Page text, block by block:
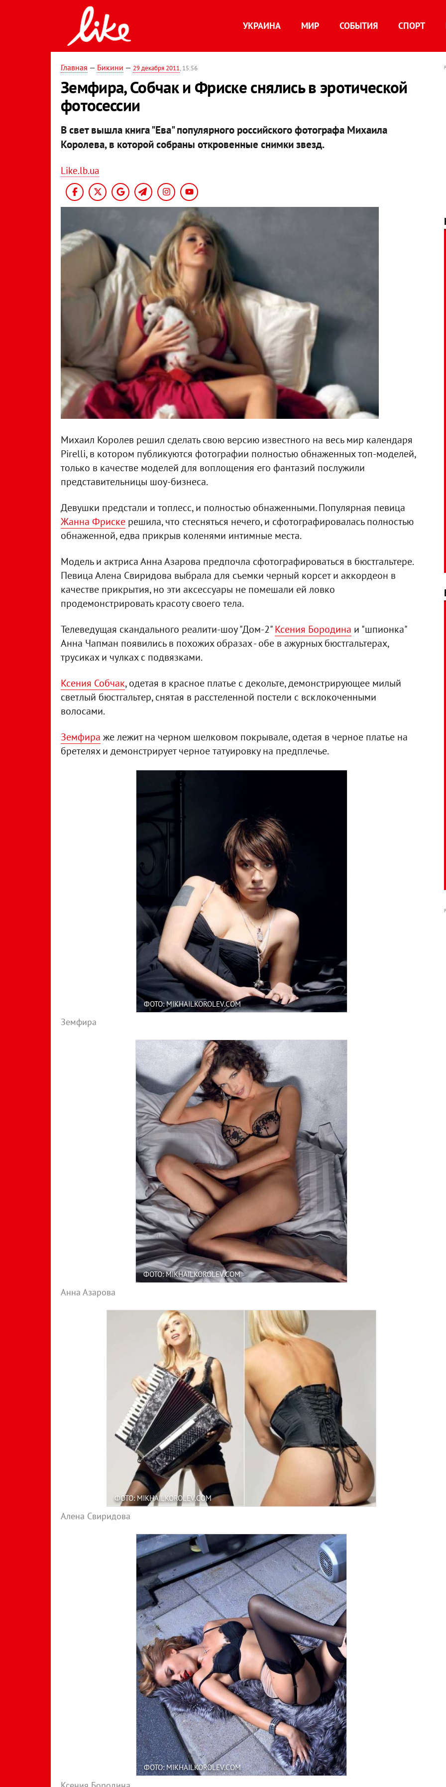
УКРАИНА МИР СОБЫТИЯ СПОРТ
Главная — Бикини — 29 декабря 2011, 15:56
Земфира, Собчак и Фриске снялись в эротической
фотосессии
В свет вышла книга "Ева" популярного российского фотографа Михаила
Королева, в которой собраны откровенные снимки звезд.
Like.lb.ua
Михаил Королев решил сделать свою версию известного на весь мир календаря
Pirelli, в котором публикуются фотографии полностью обнаженных топ-моделей,
только в качестве моделей для воплощения его фантазий послужили
представительницы шоу-бизнеса.
Девушки предстали и топлесс, и полностью обнаженными. Популярная певица
Жанна Фриске решила, что стесняться нечего, и сфотографировалась полностью
обнаженной, едва прикрыв коленями интимные места.
Модель и актриса Анна Азарова предпочла сфотографироваться в бюстгальтере.
Певица Алена Свиридова выбрала для съемки черный корсет и аккордеон в
качестве прикрытия, но эти аксессуары не помешали ей ловко
продемонстрировать красоту своего тела.
Телеведущая скандального реалити-шоу "Дом-2"Ксения Бородина и "шпионка"
Анна Чапман появились в похожих образах - обе в ажурных бюстгальтерах,
трусиках и чулках с подвязками.
Ксения Собчак, одетая в красное платье с декольте, демонстрирующее милый
светлый бюстгальтер, снятая в расстеленной постели с всклокоченными
волосами.
Земфира же лежит на черном шелковом покрывале, одетая в черное платье на
бретелях и демонстрирует черное татуировку на предплечье.
ФОТО: MIKHAILKOROLEV.COM
Земфира
ФОТО: MIKHAILKOROLEV.COM
Анна Азарова
ФОТО: MIKHAILKOROLEV.COM
Алена Свиридова
ФОТО: MIKHAILKOROLEV.COM